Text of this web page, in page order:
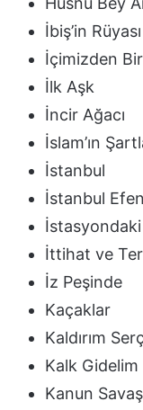
İbiş’in Rüyası
İçimizden
İlk Aşk
İncir Ağacı
İslam’ın
İstanbul
İstanbul
İttihat ve
İz Peşinde
Kaçaklar
Kaldırım
Kalk Gidelim
Kanun